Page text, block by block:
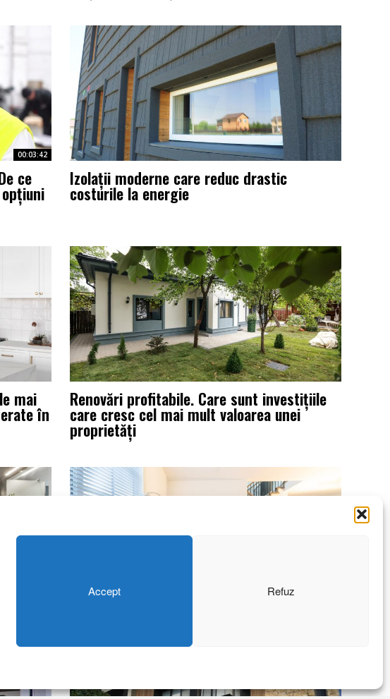
Accept Refuz
00:03:42
ce Izolații moderne care reduc drastic
costurile la energie
mai
în
Renovări profitabile. Care sunt investițiile
care cresc cel mai mult valoarea unei
proprietăți
în